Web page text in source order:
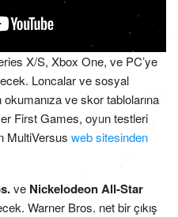
X/S, Xbox One, ve PC’ye
Loncalar ve sosyal
ve skor tablolarına
First Games, oyun testleri
MultiVersus web sitesinden
ve Nickelodeon All-Star
Warner Bros. net bir çıkış